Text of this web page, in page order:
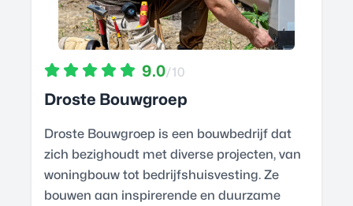
9.0/10
Droste Bouwgroep
Droste Bouwgroep is een bouwbedrijf dat
zich bezighoudt met diverse projecten, van
woningbouw tot bedrijfshuisvesting. Ze
bouwen aan inspirerende en duurzame